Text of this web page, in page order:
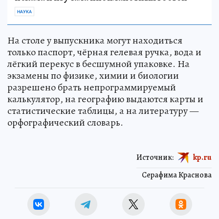
НАУКА
На столе у выпускника могут находиться
только паспорт, чёрная гелевая ручка, вода и
лёгкий перекус в бесшумной упаковке. На
экзамены по физике, химии и биологии
разрешено брать непрограммируемый
калькулятор, на географию выдаются карты и
статистические таблицы, а на литературу —
орфографический словарь.
Серафима Краснова
Источник: kp.ru